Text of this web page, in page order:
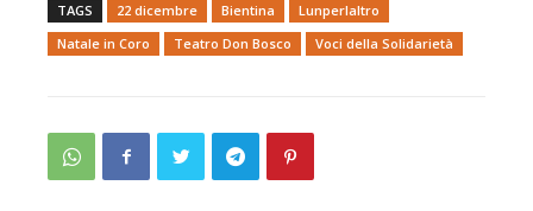
TAGS 22 dicembre Bientina
Lunperlaltro
Natale in Coro
Teatro Don Bosco Voci della Solidarietà